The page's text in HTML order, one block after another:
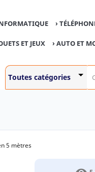
›
ET JEUX ›AUTO ET
5 mètres